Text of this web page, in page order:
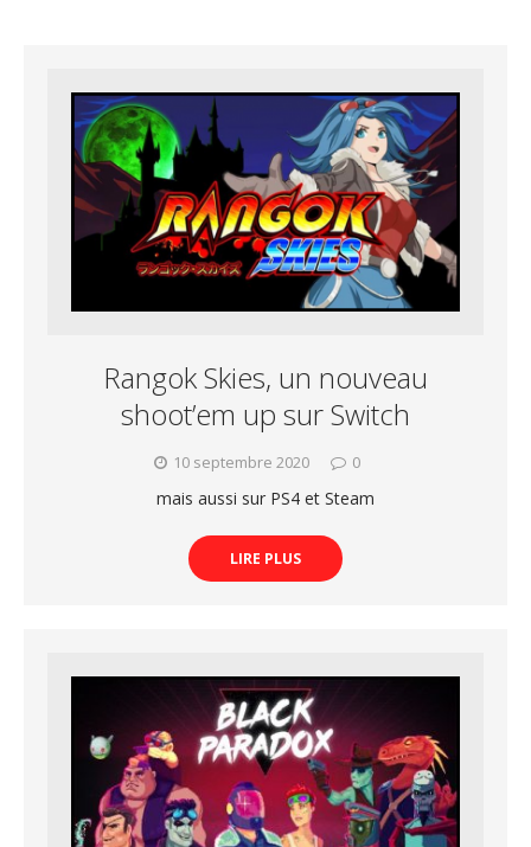
Rangok Skies, un nouveau
shoot’em up sur Switch
10 septembre 2020 0
mais aussi sur PS4 et Steam
LIRE PLUS